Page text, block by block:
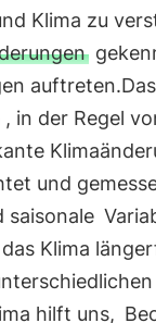
Klima zu
, in der Regel
und
saisonale
Klima
hilft uns,